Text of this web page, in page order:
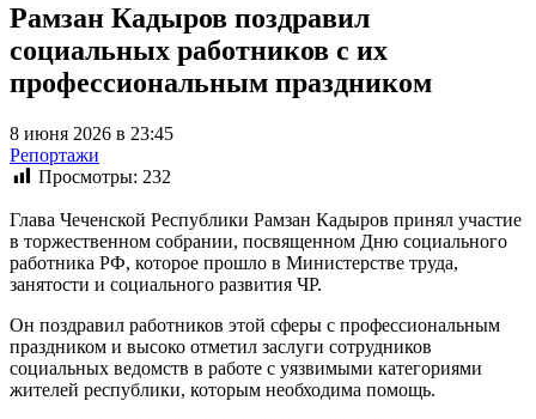
Рамзан Кадыров поздравил
социальных работников с их
профессиональным праздником
8 июня 2026 в 23:45
Репортажи
Просмотры: 232
Глава Чеченской Республики Рамзан Кадыров принял участие
в торжественном собрании, посвященном Дню социального
работника РФ, которое прошло в Министерстве труда,
занятости и социального развития ЧР.
Он поздравил работников этой сферы с профессиональным
праздником и высоко отметил заслуги сотрудников
социальных ведомств в работе с уязвимыми категориями
жителей республики, которым необходима помощь.